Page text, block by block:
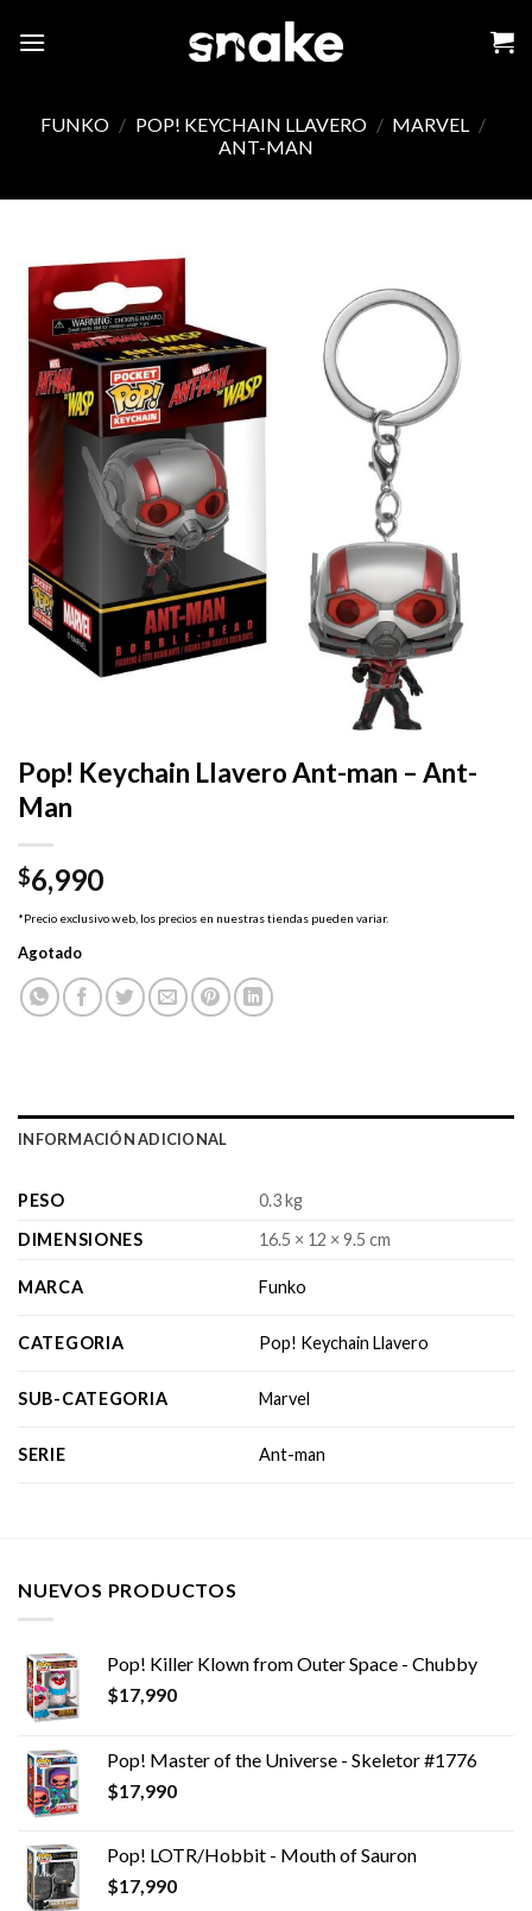
FUNKO / POP! KEYCHAIN LLAVERO / MARVEL /
ANT-MAN
Pop! Keychain Llavero Ant-man – Ant-
Man
$6,990
*Precio exclusivo web, los precios en nuestras tiendas pueden variar.
Agotado
INFORMACIÓN ADICIONAL
PESO
0.3 kg
DIMENSIONES
16.5 × 12 × 9.5 cm
MARCA Funko
CATEGORIA Pop! Keychain Llavero
SUB-CATEGORIA Marvel
SERIE Ant-man
NUEVOS PRODUCTOS
Pop! Killer Klown from Outer Space - Chubby
$17,990
Pop! Master of the Universe - Skeletor #1776
$17,990
Pop! LOTR/Hobbit - Mouth of Sauron
$17,990